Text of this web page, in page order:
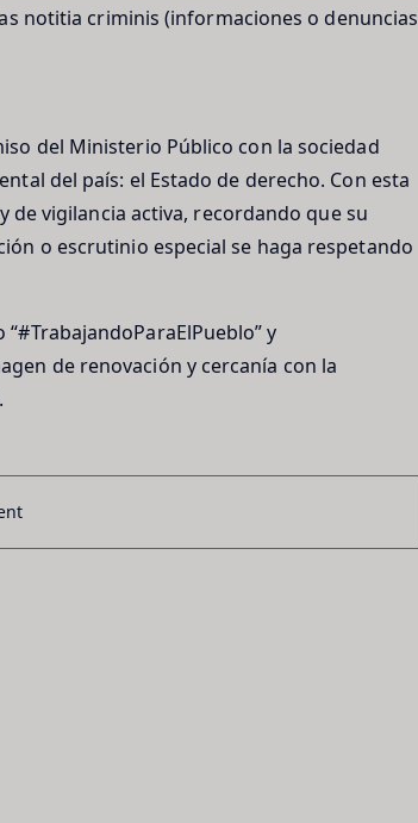
notitia criminis (informaciones o denuncias
del Ministerio Público con la sociedad
del país: el Estado de derecho. Con esta
vigilancia activa, recordando que su
o escrutinio especial se haga respetando
y
de renovación y cercanía con la